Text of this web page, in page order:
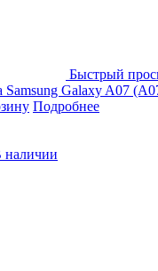
Быстрый
Samsung Galaxy A07
Подробнее
наличии